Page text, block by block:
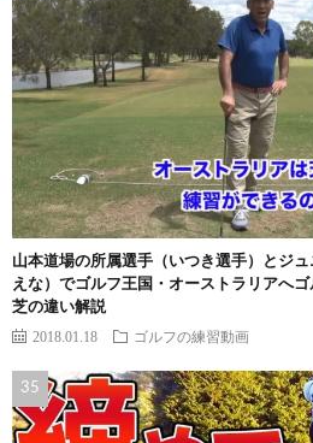
山本道場の所属選手（いつき選手）とジ
えな）でゴルフ王国・オーストラリアへゴ
芝の違い解説
2018.01.18 ゴルフの練習動画